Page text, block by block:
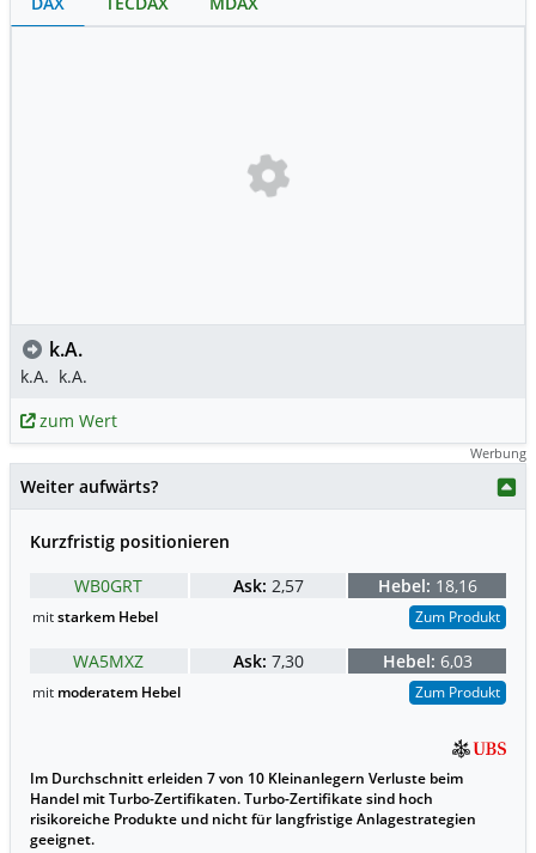
k.A.
k.A. k.A.
zum Wert
Werbung
Weiter aufwärts?
Kurzfristig positionieren
WB0GRT
Ask: 2,57 Hebel: 18,16
mitstarkem Hebel Zum Produkt
WA5MXZ Ask: 7,30 Hebel: 6,03
mit moderatem Hebel Zum Produkt
Im Durchschnitt erleiden 7 von 10 Kleinanlegern Verluste beim
Handel mit Turbo-Zertifikaten. Turbo-Zertifikate sind hoch
risikoreiche Produkte und nicht für langfristige Anlagestrategien
geeignet.